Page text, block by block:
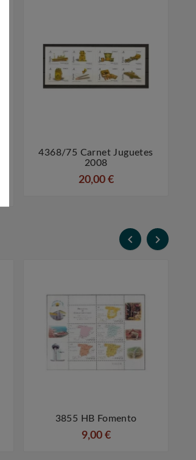
 
4368/75 Carnet Juguetes
2008
20,00 €
 
3855 HB Fomento
9,00 €